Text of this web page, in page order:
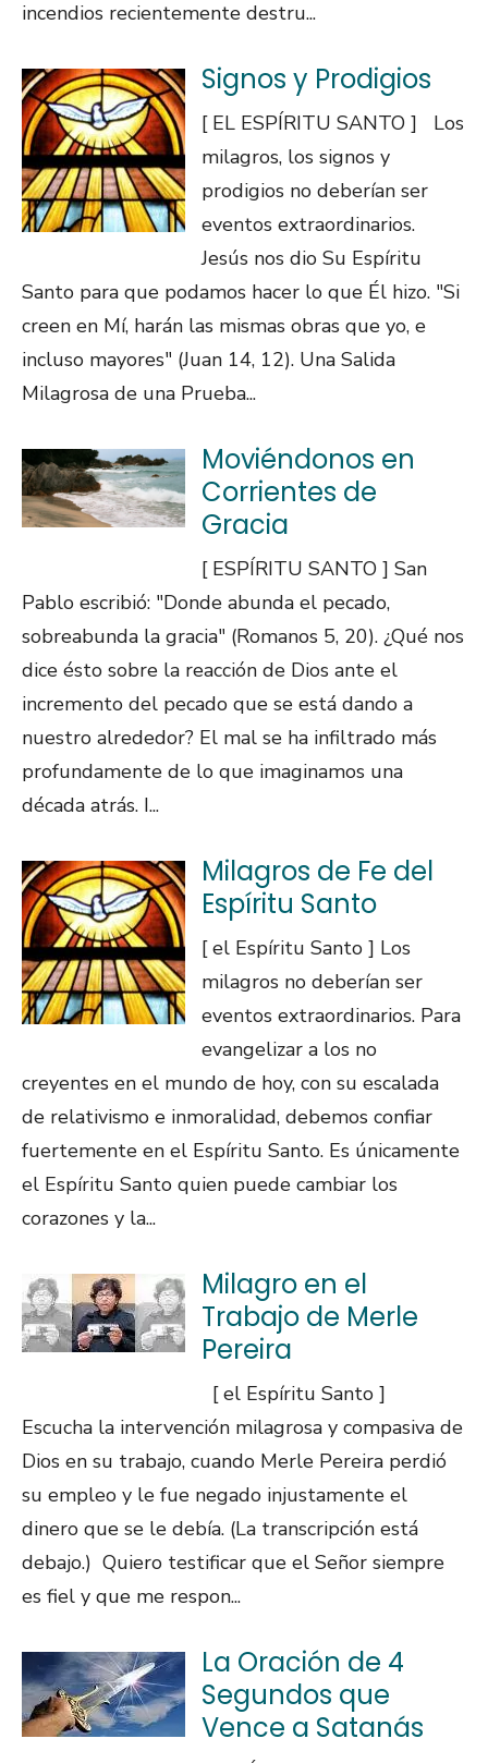
incendios recientemente destru...
Signos y Prodigios
[ EL ESPÍRITU SANTO ] Los
milagros, los signos y
prodigios no deberían ser
eventos extraordinarios.
Jesús nos dio Su Espíritu
Santo para que podamos hacer lo que Él hizo. "Si
creen en Mí, harán las mismas obras que yo, e
incluso mayores" (Juan 14, 12). Una Salida
Milagrosa de una Prueba...
Moviéndonos en
Corrientes de
Gracia
[ ESPÍRITU SANTO ] San
Pablo escribió: "Donde abunda el pecado,
sobreabunda la gracia" (Romanos 5, 20). ¿Qué nos
dice ésto sobre la reacción de Dios ante el
incremento del pecado que se está dando a
nuestro alrededor? El mal se ha infiltrado más
profundamente de lo que imaginamos una
década atrás. I...
Milagros de Fe del
Espíritu Santo
[ el Espíritu Santo ] Los
milagros no deberían ser
eventos extraordinarios. Para
evangelizar a los no
creyentes en el mundo de hoy, con su escalada
de relativismo e inmoralidad, debemos confiar
fuertemente en el Espíritu Santo. Es únicamente
el Espíritu Santo quien puede cambiar los
corazones y la...
Milagro en el
Trabajo de Merle
Pereira
[ el Espíritu Santo ]
Escucha la intervención milagrosa y compasiva de
Dios en su trabajo, cuando Merle Pereira perdió
su empleo y le fue negado injustamente el
dinero que se le debía. (La transcripción está
debajo.) Quiero testificar que el Señor siempre
es fiel y que me respon...
La Oración de 4
Segundos que
Vence a Satanás